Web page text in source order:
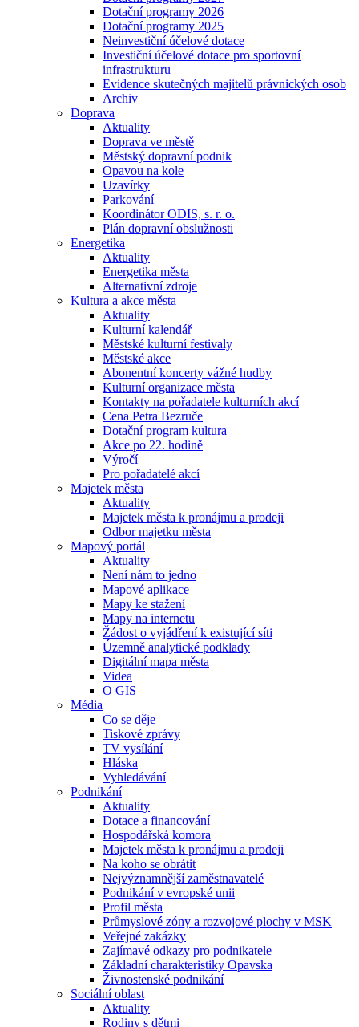
Dotační programy 2026
Dotační programy 2025
Neinvestiční účelové dotace
Investiční účelové dotace pro sportovní
infrastrukturu
Evidence skutečných majitelů právnických osob
Archiv
Doprava
Aktuality
Doprava ve městě
Městský dopravní podnik
Opavou na kole
Uzavírky
Parkování
Koordinátor ODIS, s. r. o.
Plán dopravní obslužnosti
Energetika
Aktuality
Energetika města
Alternativní zdroje
Kultura a akce města
Aktuality
Kulturní kalendář
Městské kulturní festivaly
Městské akce
Abonentní koncerty vážné hudby
Kulturní organizace města
Kontakty na pořadatele kulturních akcí
Cena Petra Bezruče
Dotační program kultura
Akce po 22. hodině
Výročí
Pro pořadatelé akcí
Majetek města
Aktuality
Majetek města k pronájmu a prodeji
Odbor majetku města
Mapový portál
Aktuality
Není nám to jedno
Mapové aplikace
Mapy ke stažení
Mapy na internetu
Žádost o vyjádření k existující síti
Územně analytické podklady
Digitální mapa města
Videa
O GIS
Média
Co se děje
Tiskové zprávy
TV vysílání
Hláska
Vyhledávání
Podnikání
Aktuality
Dotace a financování
Hospodářská komora
Majetek města k pronájmu a prodeji
Na koho se obrátit
Nejvýznamnější zaměstnavatelé
Podnikání v evropské unii
Profil města
Průmyslové zóny a rozvojové plochy v MSK
Veřejné zakázky
Zajímavé odkazy pro podnikatele
Základní charakteristiky Opavska
Živnostenské podnikání
Sociální oblast
Aktuality
Rodiny s dětmi